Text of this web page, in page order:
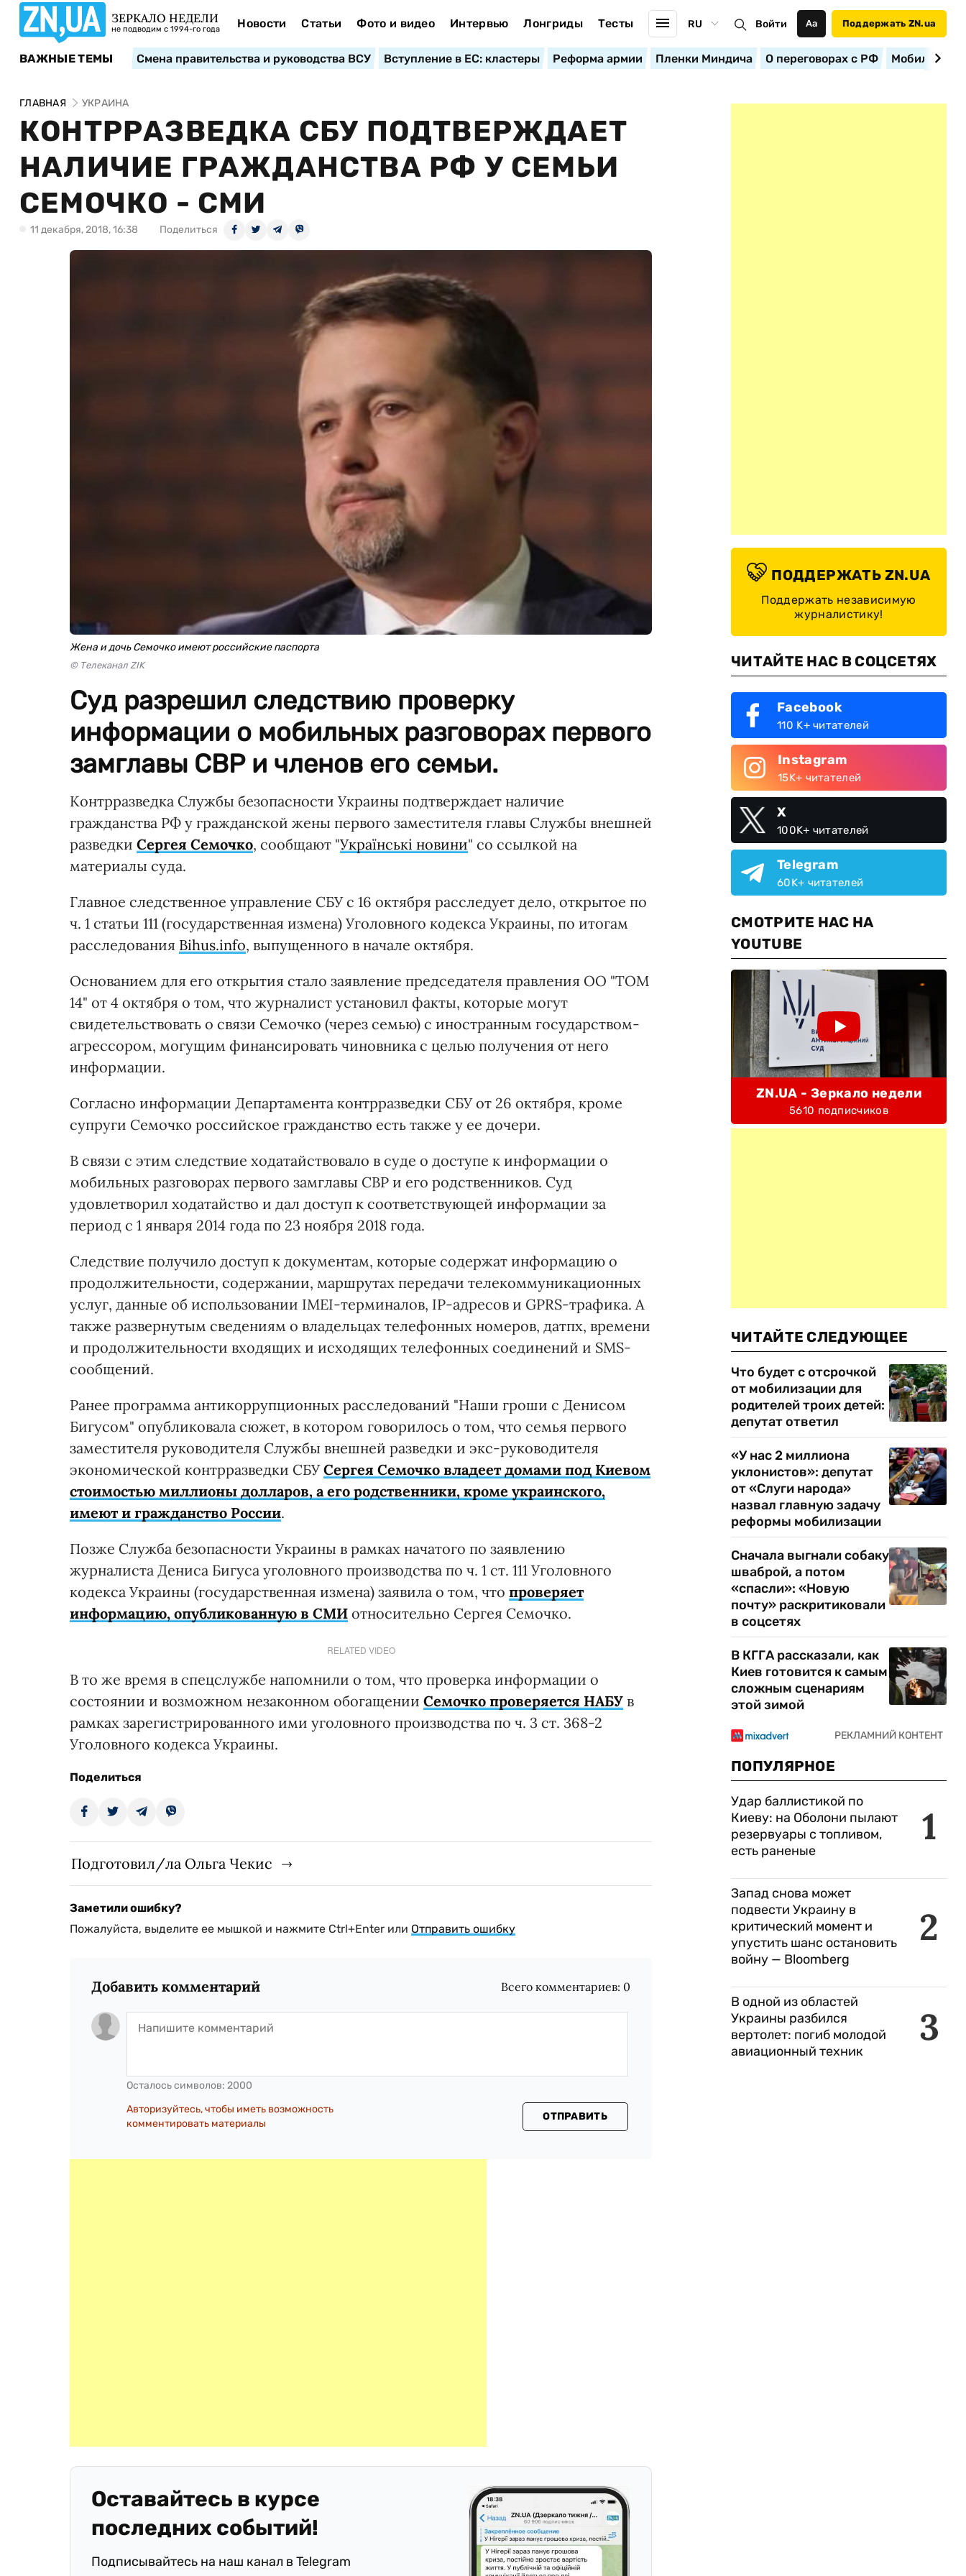
ЗЕРКАЛО НЕДЕЛИ
не подводим с 1994-го года Новости Статьи Фото и видео Интервью Лонгриды Тесты RU Войти Аа Поддержать ZN.ua
ВАЖНЫЕ ТЕМЫ Смена правительства и руководства ВСУ Вступление в ЕС: кластеры Реформа армии Пленки Миндича О переговорах с РФ
ГЛАВНАЯ УКРАИНА
КОНТРРАЗВЕДКА СБУ ПОДТВЕРЖДАЕТ
НАЛИЧИЕ ГРАЖДАНСТВА РФ У СЕМЬИ
СЕМОЧКО - СМИ
11 декабря, 2018, 16:38 Поделиться
Жена и дочь Семочко имеют российские паспорта
© Телеканал ZIK
Суд разрешил следствию проверку
информации о мобильных разговорах первого
замглавы СВР и членов его семьи.
Контрразведка Службы безопасности Украины подтверждает наличие
гражданства РФ у гражданской жены первого заместителя главы Службы внешней
разведки Сергея Семочко, сообщают "Українські новини" со ссылкой на
материалы суда.
Главное следственное управление СБУ с 16 октября расследует дело, открытое по
ч. 1 статьи 111 (государственная измена) Уголовного кодекса Украины, по итогам
расследования Bihus.info, выпущенного в начале октября.
Основанием для его открытия стало заявление председателя правления ОО "ТОМ
14" от 4 октября о том, что журналист установил факты, которые могут
свидетельствовать о связи Семочко (через семью) с иностранным государством-
агрессором, могущим финансировать чиновника с целью получения от него
информации.
Согласно информации Департамента контрразведки СБУ от 26 октября, кроме
супруги Семочко российское гражданство есть также у ее дочери.
В связи с этим следствие ходатайствовало в суде о доступе к информации о
мобильных разговорах первого замглавы СВР и его родственников. Суд
удовлетворил ходатайство и дал доступ к соответствующей информации за
период с 1 января 2014 года по 23 ноября 2018 года.
Следствие получило доступ к документам, которые содержат информацию о
продолжительности, содержании, маршрутах передачи телекоммуникационных
услуг, данные об использовании IMEI-терминалов, IP-адресов и GPRS-трафика. А
также развернутым сведениям о владельцах телефонных номеров, датпх, времени
и продолжительности входящих и исходящих телефонных соединений и SMS-
сообщений.
Ранее программа антикоррупционных расследований "Наши гроши с Денисом
Бигусом" опубликовала сюжет, в котором говорилось о том, что семья первого
заместителя руководителя Службы внешней разведки и экс-руководителя
экономической контрразведки СБУСергея Семочко владеет домами под Киевом
стоимостью миллионы долларов, а его родственники, кроме украинского,
имеют и гражданство России.
Позже Служба безопасности Украины в рамках начатого по заявлению
журналиста Дениса Бигуса уголовного производства по ч. 1 ст. 111 Уголовного
кодекса Украины (государственная измена) заявила о том, что проверяет
информацию, опубликованную в СМИ относительно Сергея Семочко.
RELATED VIDEO
В то же время в спецслужбе напомнили о том, что проверка информации о
состоянии и возможном незаконном обогащении Семочко проверяется НАБУ в
рамках зарегистрированного ими уголовного производства по ч. 3 ст. 368-2
Уголовного кодекса Украины.
Поделиться
Подготовил/ла Ольга Чекис
Заметили ошибку?
Пожалуйста, выделите ее мышкой и нажмите Ctrl+Enter или Отправить ошибку
Добавить комментарий Всего комментариев: 0
Осталось символов: 2000
Авторизуйтесь, чтобы иметь возможность
комментировать материалы
ОТПРАВИТЬ
Оставайтесь в курсе
последних событий!
Подписывайтесь на наш канал в Telegram
ПОДДЕРЖАТЬ ZN.UA
Поддержать независимую
журналистику!
ЧИТАЙТЕ НАС В СОЦСЕТЯХ
Facebook
110 K+ читателей
Instagram
15K+ читателей
X
100K+ читателей
Telegram
60K+ читателей
СМОТРИТЕ НАС НА
YOUTUBE
ZN.UA - Зеркало недели
5610 подписчиков
ЧИТАЙТЕ СЛЕДУЮЩЕЕ
Что будет с отсрочкой
от мобилизации для
родителей троих детей:
депутат ответил
«У нас 2 миллиона
уклонистов»: депутат
от «Слуги народа»
назвал главную задачу
реформы мобилизации
Сначала выгнали собаку
шваброй, а потом
«спасли»: «Новую
почту» раскритиковали
в соцсетях
В КГГА рассказали, как
Киев готовится к самым
сложным сценариям
этой зимой
ПОПУЛЯРНОЕ
1
Удар баллистикой по
Киеву: на Оболони пылают
резервуары с топливом,
есть раненые
2
Запад снова может
подвести Украину в
критический момент и
упустить шанс остановить
войну — Bloomberg
3
В одной из областей
Украины разбился
вертолет: погиб молодой
авиационный техник